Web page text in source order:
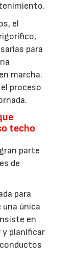
el
para
marcha.
proceso
techo
parte
de
para
única
en
y planificar